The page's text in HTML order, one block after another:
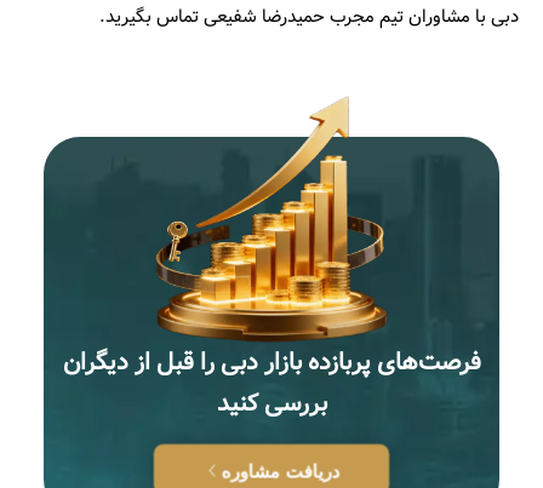
دبی با مشاوران تیم مجرب حمیدرضا شفیعی تماس بگیرید.
فرصت‌های پربازده بازار دبی را قبل از دیگران
بررسی کنید
دریافت مشاوره